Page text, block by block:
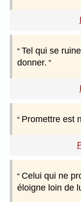
Tel qui se
donner.
Promettre est
Celui qui ne
éloigne loin de